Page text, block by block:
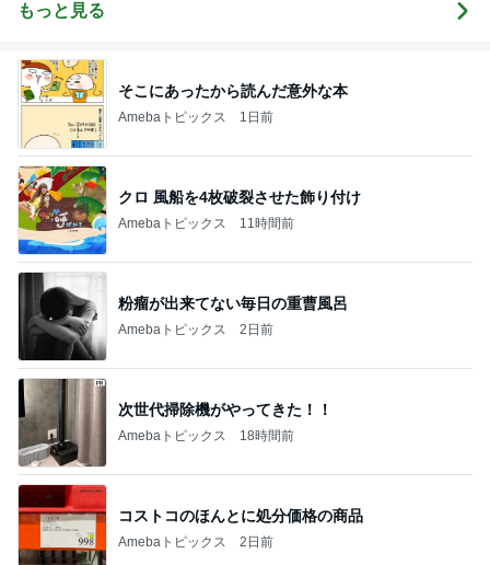
もっと見る
そこにあったから読んだ意外な本
Amebaトピックス 1日前
クロ 風船を4枚破裂させた飾り付け
Amebaトピックス 11時間前
粉瘤が出来てない毎日の重曹風呂
Amebaトピックス 2日前
次世代掃除機がやってきた！！
Amebaトピックス 18時間前
コストコのほんとに処分価格の商品
Amebaトピックス 2日前